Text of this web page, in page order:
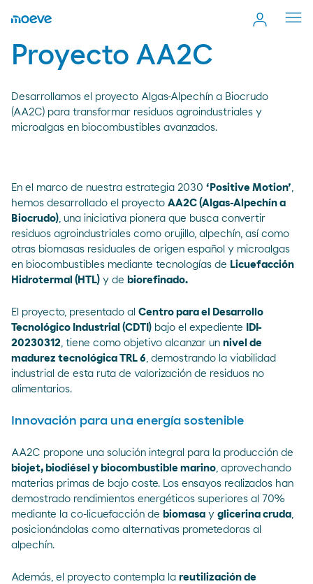
Proyecto AA2C
Desarrollamos el proyecto Algas-Alpechín a Biocrudo
(AA2C) para transformar residuos agroindustriales y
microalgas en biocombustibles avanzados.
En el marco de nuestra estrategia 2030 ‘Positive Motion’,
hemos desarrollado el proyecto AA2C (Algas-Alpechín a
Biocrudo), una iniciativa pionera que busca convertir
residuos agroindustriales como orujillo, alpechín, así como
otras biomasas residuales de origen español y microalgas
en biocombustibles mediante tecnologías de Licuefacción
Hidrotermal (HTL) y de biorefinado.
El proyecto, presentado al Centro para el Desarrollo
Tecnológico Industrial (CDTI) bajo el expediente
IDI-
20230312, tiene como objetivo alcanzar un nivel de
madurez tecnológica TRL 6, demostrando la viabilidad
industrial de esta ruta de valorización de residuos no
alimentarios.
Innovación para una energía sostenible
AA2C propone una solución integral para la producción de
biojet, biodiésel y biocombustible marino, aprovechando
materias primas de bajo coste. Los ensayos realizados han
demostrado rendimientos energéticos superiores al 70%
mediante la co-licuefacción de biomasa y glicerina cruda,
posicionándolas como alternativas prometedoras al
alpechín.
Además, el proyecto contempla la reutilización de